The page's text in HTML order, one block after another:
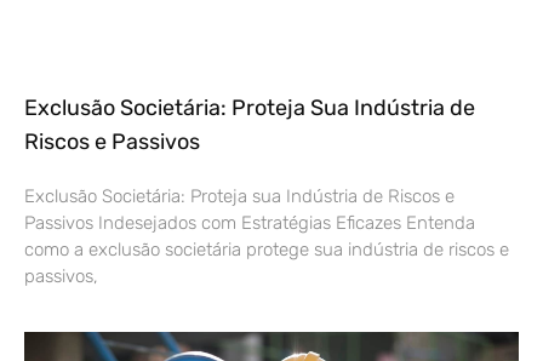
Exclusão Societária: Proteja Sua Indústria de
Riscos e Passivos
Exclusão Societária: Proteja sua Indústria de Riscos e
Passivos Indesejados com Estratégias Eficazes Entenda
como a exclusão societária protege sua indústria de riscos e
passivos,